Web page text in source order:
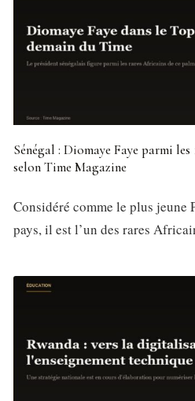
Sénégal : Diomaye Faye parmi
selon Time Magazine
Considéré comme le plus jeune
pays, il est l’un des rares